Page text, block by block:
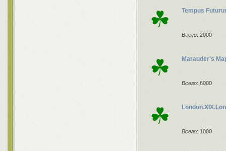
☘ Tempus
Всего: 2000
☘ Marauder's
Всего: 6000
☘
Всего: 1000